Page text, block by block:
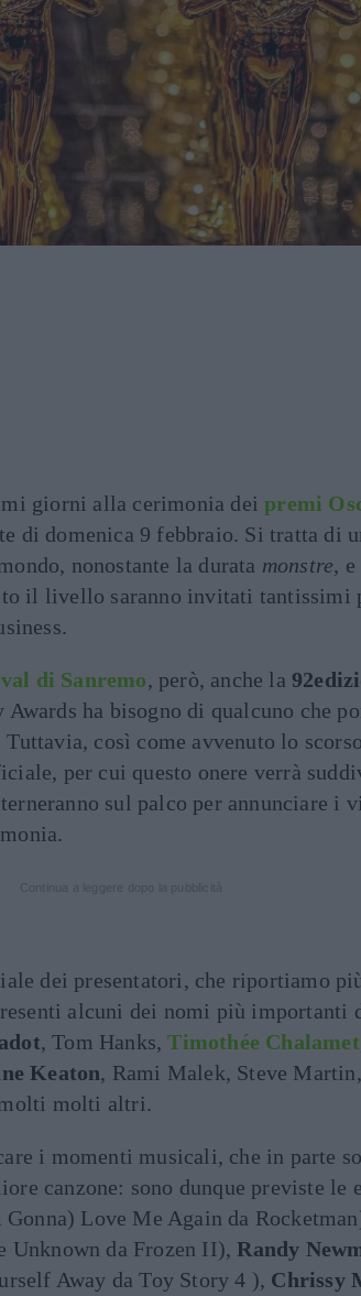
giorni alla cerimonia deipremi
di domenica 9 febbraio. Si tratta di
nonostante la durata monstre, e
il livello saranno invitati tantissimi
di Sanremo, però, anche la
Awards ha bisogno di qualcuno che
così come avvenuto lo
per cui questo onere verrà
sul palco per annunciare i
dei presentatori, che riportiamo
alcuni dei nomi più importanti
, Tom Hanks,Timothée Chalamet
Keaton, Rami Malek, Steve
molti altri.
i momenti musicali, che in parte
canzone: sono dunque previste le
Gonna) Love Me Again da
Unknown da Frozen II),Randy
Away da Toy Story 4 ), Chrissy